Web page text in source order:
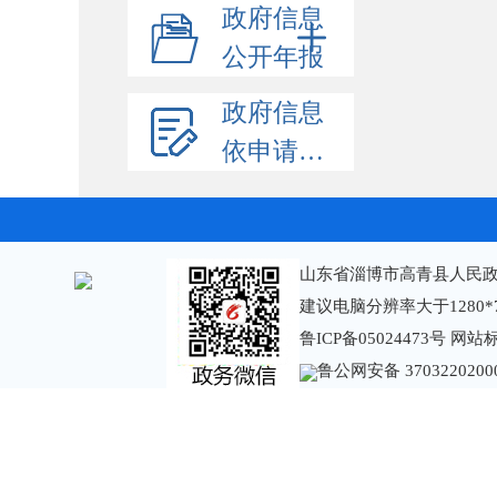
政府信息
公开年报
政府信息
依申请公开
山东省淄博市高青县人民
建议电脑分辨率大于
鲁ICP备05024473号 网站
鲁公网安备